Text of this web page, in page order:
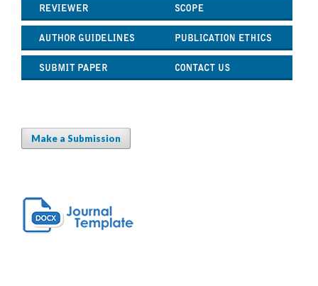
Make a Submission